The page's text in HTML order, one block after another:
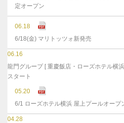
定オープン
06.18
6/18(金) マリトッツォ新発売
06.16
龍門グループ [ 重慶飯店・ローズホテル横
スタート
05.20
6/1 ローズホテル横浜 屋上プールオープ
04.28